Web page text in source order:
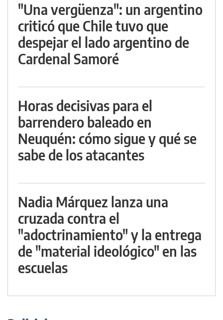
"Una vergüenza": un argentino
criticó que Chile tuvo que
despejar el lado argentino de
Cardenal Samoré
Horas decisivas para el
barrendero baleado en
Neuquén: cómo sigue y qué se
sabe de los atacantes
Nadia Márquez lanza una
cruzada contra el
"adoctrinamiento" y la entrega
de "material ideológico" en las
escuelas